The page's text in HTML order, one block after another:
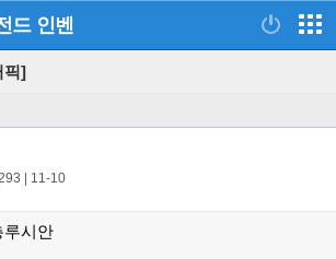
드 인벤
픽]
11-10
루시안